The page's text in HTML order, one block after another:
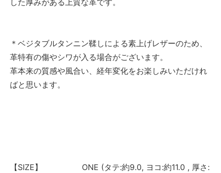
した厚みがある上質な革です。
＊ベジタブルタンニン鞣しによる素上げレザーのため、
革特有の傷やシワが入る場合がございます。
革本来の質感や風合い、経年変化をお楽しみいただけれ
ばと思います。
【SIZE】 ONE (タテ:約9.0, ヨコ:約11.0 , 厚さ: